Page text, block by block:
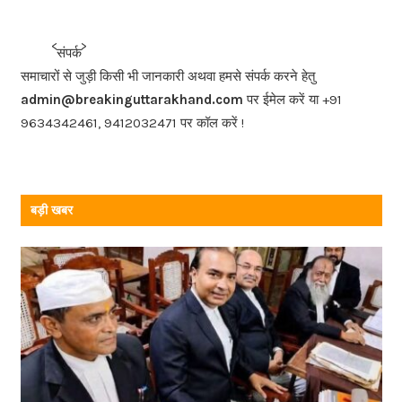
b
o
o
k
संपर्क
समाचारों से जुड़ी किसी भी जानकारी अथवा हमसे संपर्क करने हेतु
admin@breakinguttarakhand.com पर ईमेल करें या +91
9634342461, 9412032471 पर कॉल करें !
बड़ी खबर